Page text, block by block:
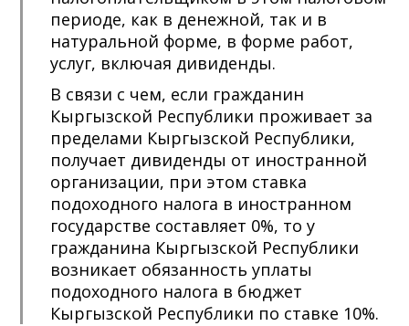
периоде, как в денежной, так и в
натуральной форме, в форме работ,
услуг, включая дивиденды.
В связи с чем, если гражданин
Кыргызской Республики проживает за
пределами Кыргызской Республики,
получает дивиденды от иностранной
организации, при этом ставка
подоходного налога в иностранном
государстве составляет 0%, то у
гражданина Кыргызской Республики
возникает обязанность уплаты
подоходного налога в бюджет
Кыргызской Республики по ставке 10%.